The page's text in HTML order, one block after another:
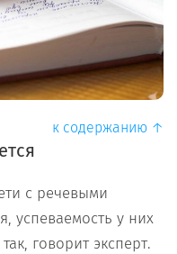
к содержанию ↑
с речевыми
успеваемость у них
говорит эксперт.